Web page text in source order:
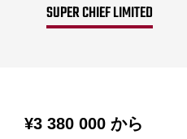
SUPER CHIEF LIMITED
から
¥3 380 000